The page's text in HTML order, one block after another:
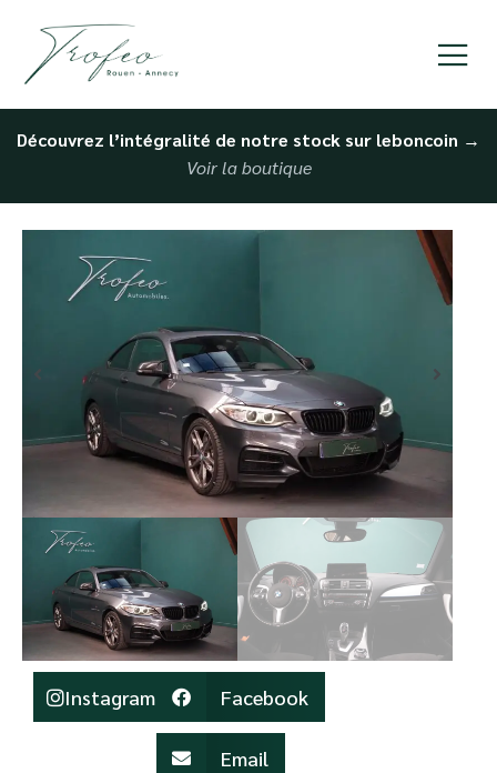
Découvrez l’intégralité de notre stock sur leboncoin →
Voir la boutique
Instagram Facebook
Email